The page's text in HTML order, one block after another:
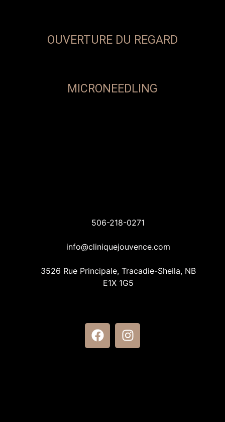
OUVERTURE DU REGARD
MICRONEEDLING
506-218-0271
info@cliniquejouvence.com
3526 Rue Principale, Tracadie-Sheila, NB
E1X 1G5